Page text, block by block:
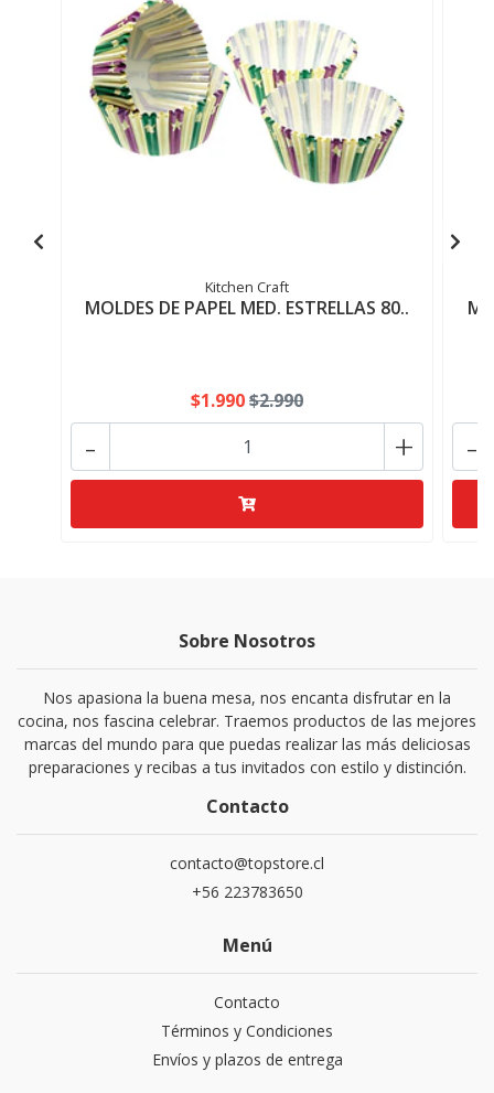
Kitchen Craft
MOLDES DE PAPEL MED. ESTRELLAS 80..
$1.990$2.990
+
- -
Sobre Nosotros
Nos apasiona la buena mesa, nos encanta disfrutar en la
cocina, nos fascina celebrar. Traemos productos de las mejores
marcas del mundo para que puedas realizar las más deliciosas
preparaciones y recibas a tus invitados con estilo y distinción.
Contacto
contacto@topstore.cl
+56 223783650
Menú
Contacto
Términos y Condiciones
Envíos y plazos de entrega